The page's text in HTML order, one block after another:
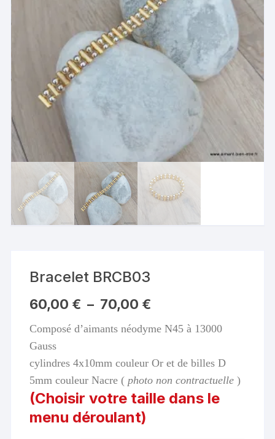
Bracelet BRCB03
60,00 € – 70,00 €
60,00 €
Composé d’aimants néodyme N45 à 13000
Gauss
cylindres 4x10mm couleur Or et de billes D
5mm couleur Nacre ( photo non contractuelle )
(Choisir votre taille dans le
menu déroulant)